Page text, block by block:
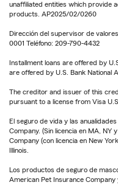
unaffiliated entities which provide
products. AP2025/02/0260
Dirección del supervisor de
0001 Teléfono: 209-790-4432
Installment loans are offered by
are offered by U.S. Bank National
The creditor and issuer of this
pursuant to a license from Visa
El seguro de vida y las
Company. (Sin licencia en MA,
Company (con licencia en New
Illinois.
Los productos de seguro de
American Pet Insurance Company